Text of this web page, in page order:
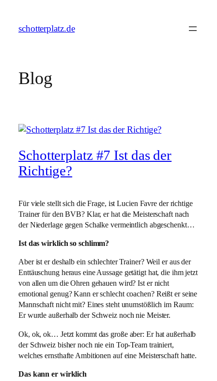
springen
schotterplatz.de
Blog
Schotterplatz #7 Ist das der
Richtige?
Für viele stellt sich die Frage, ist Lucien Favre der richtige
Trainer für den BVB? Klar, er hat die Meisterschaft nach
der Niederlage gegen Schalke vermeintlich abgeschenkt…
Ist das wirklich so schlimm?
Aber ist er deshalb ein schlechter Trainer? Weil er aus der
Enttäuschung heraus eine Aussage getätigt hat, die ihm jetzt
von allen um die Ohren gehauen wird? Ist er nicht
emotional genug? Kann er schlecht coachen? Reißt er seine
Mannschaft nicht mit? Eines steht unumstößlich im Raum:
Er wurde außerhalb der Schweiz noch nie Meister.
Ok, ok, ok… Jetzt kommt das große aber: Er hat außerhalb
der Schweiz bisher noch nie ein Top-Team trainiert,
welches ernsthafte Ambitionen auf eine Meisterschaft hatte.
Das kann er wirklich